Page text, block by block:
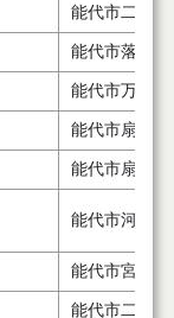
能代市二ツ
能代市落合
能代市万町
能代市扇田
能代市扇田
能代市河戸
能代市宮ノ
能代市二ツ